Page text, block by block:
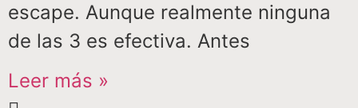
escape. Aunque realmente ninguna
de las 3 es efectiva. Antes
Leer más »